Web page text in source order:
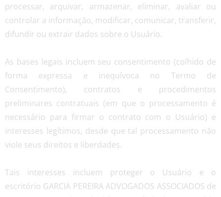
processar, arquivar, armazenar, eliminar, avaliar ou
controlar a informação, modificar, comunicar, transferir,
difundir ou extrair dados sobre o Usuário.
As bases legais incluem seu consentimento (colhido de
forma expressa e inequívoca no Termo de
Consentimento), contratos e procedimentos
preliminares contratuais (em que o processamento é
necessário para firmar o contrato com o Usuário) e
interesses legítimos, desde que tal processamento não
viole seus direitos e liberdades.
Tais interesses incluem proteger o Usuário e o
escritório GARCIA PEREIRA ADVOGADOS ASSOCIADOS de